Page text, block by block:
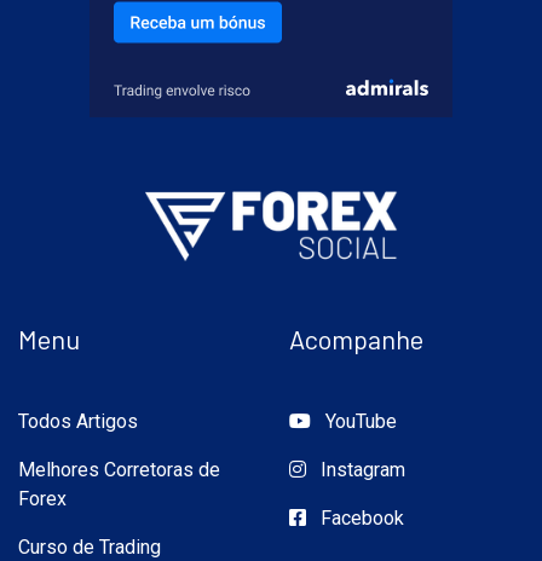
Menu
Todos Artigos
Melhores Corretoras de
Forex
Curso de Trading
Acompanhe
YouTube
Instagram
Facebook